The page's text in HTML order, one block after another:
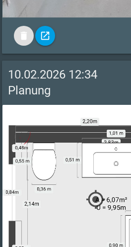
delete open_in_new
10.02.2026 12:34
Planung